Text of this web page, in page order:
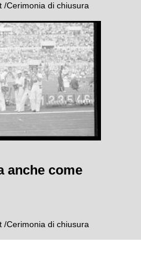
/Cerimonia di chiusura
anche come
/Cerimonia di chiusura